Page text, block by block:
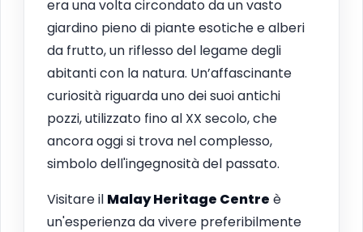
era una volta circondato da un vasto
giardino pieno di piante esotiche e alberi
da frutto, un riflesso del legame degli
abitanti con la natura. Un’affascinante
curiosità riguarda uno dei suoi antichi
pozzi, utilizzato fino al XX secolo, che
ancora oggi si trova nel complesso,
simbolo dell'ingegnosità del passato.
Visitare il Malay Heritage Centre è
un'esperienza da vivere preferibilmente